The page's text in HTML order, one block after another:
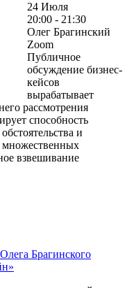
24 Июля
20:00 - 21:30
Олег Брагинский
Zoom
Публичное
обсуждение бизнес-
кейсов
вырабатывает
рассмотрения
способность
и
взвешивание
Брагинского